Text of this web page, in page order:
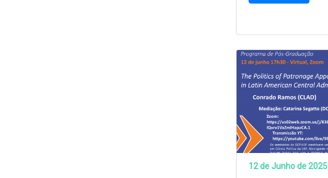
12 de Junho de 2025